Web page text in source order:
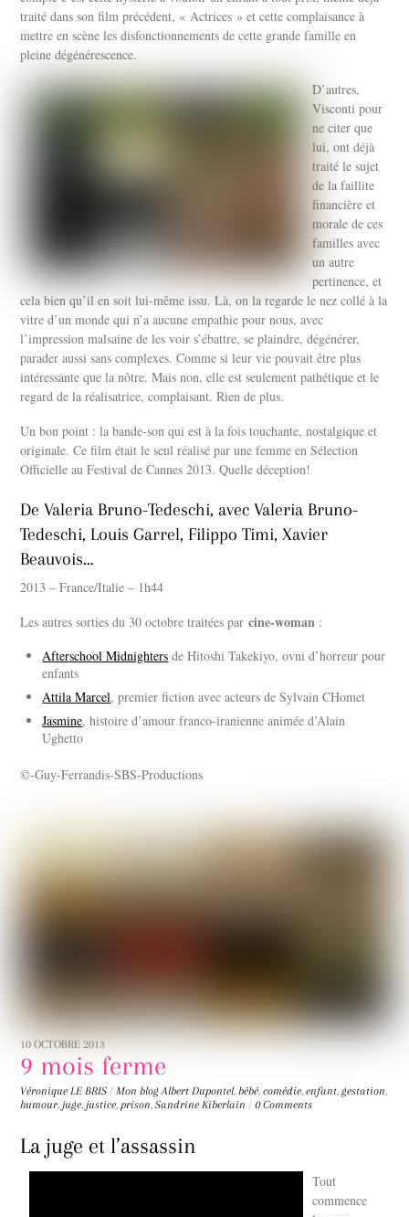
traité dans son film précédent, « Actrices » et cette complaisance à
mettre en scène les disfonctionnements de cette grande famille en
pleine dégénérescence.
D’autres,
Visconti pour
ne citer que
lui, ont déjà
traité le sujet
de la faillite
financière et
morale de ces
familles avec
un autre
pertinence, et
cela bien qu’il en soit lui-même issu. Là, on la regarde le nez collé à la
vitre d’un monde qui n’a aucune empathie pour nous, avec
l’impression malsaine de les voir s’ébattre, se plaindre, dégénérer,
parader aussi sans complexes. Comme si leur vie pouvait être plus
intéressante que la nôtre. Mais non, elle est seulement pathétique et le
regard de la réalisatrice, complaisant. Rien de plus.
Un bon point : la bande-son qui est à la fois touchante, nostalgique et
originale. Ce film était le seul réalisé par une femme en Sélection
Officielle au Festival de Cannes 2013. Quelle déception!
De Valeria Bruno-Tedeschi, avec Valeria Bruno-
Tedeschi, Louis Garrel, Filippo Timi, Xavier
Beauvois…
2013 – France/Italie – 1h44
Les autres sorties du 30 octobre traitées parcine-woman :
Afterschool Midnighters de Hitoshi Takekiyo, ovni d’horreur pour
enfants
Attila Marcel, premier fiction avec acteurs de Sylvain CHomet
Jasmine, histoire d’amour franco-iranienne animée d’Alain
Ughetto
©-Guy-Ferrandis-SBS-Productions
10 OCTOBRE 2013
9 mois ferme
Véronique LE BRIS / Mon blog Albert Dupontel,bébé,comédie,enfant,gestation,
humour, juge, justice, prison,Sandrine Kiberlain / 0 Comments
La juge et l’assassin
Tout
commence